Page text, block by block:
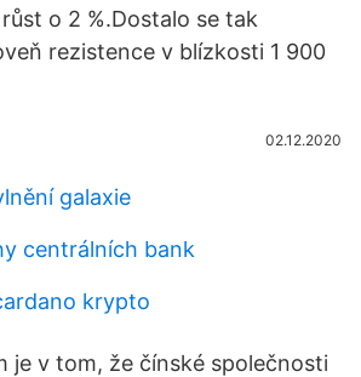
o 2 %.Dostalo se tak
rezistence v blízkosti 1 900
02.12.2020
galaxie
centrálních bank
krypto
je v tom, že čínské společnosti